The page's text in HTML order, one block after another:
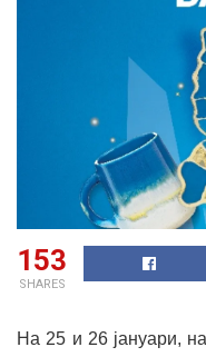
153
SHARES
На 25 и 26 јануари,